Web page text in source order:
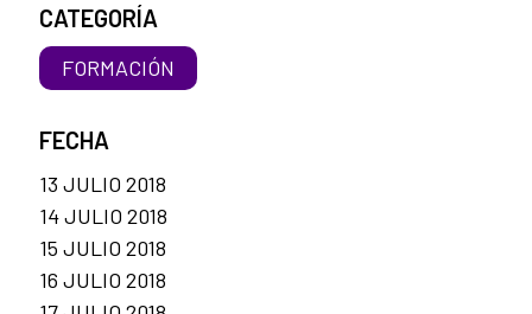
CATEGORÍA
FORMACIÓN
FECHA
13 JULIO 2018
14 JULIO 2018
15 JULIO 2018
16 JULIO 2018